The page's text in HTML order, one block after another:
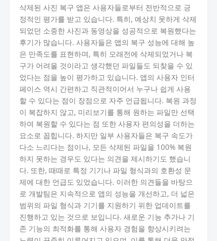
삭제된 사진 복구 앱은 사용자들로부터 전반적으로 긍
정적인 평가를 받고 있습니다. 특히, 예상치 못하게 삭제
되었던 소중한 사진과 동영상을 성공적으로 복원했다는
후기가 많습니다. 사용자들은 앱의 복구 성능에 대해 높
은 만족도를 표현하며, 특히 오래전에 삭제되었거나 복
구가 어려울 것이라고 생각했던 파일들도 되찾을 수 있
었다는 점을 높이 평가하고 있습니다. 앱의 사용자 인터
페이스 역시 간편하고 직관적이어서 누구나 쉽게 사용
할 수 있다는 점이 장점으로 자주 언급됩니다. 복원 과정
이 복잡하지 않고, 미리보기를 통해 원하는 파일만 선택
하여 복원할 수 있다는 점 또한 사용자 편의성을 더하는
요소로 꼽힙니다. 하지만 일부 사용자들은 복구 속도가
다소 느리다는 점이나, 모든 삭제된 파일을 100% 복원
하지 못하는 경우도 있다는 의견을 제시하기도 했습니
다. 또한, 때때로 특정 기기나 파일 형식과의 호환성 문
제에 대한 언급도 있었습니다. 이러한 의견들을 바탕으
로 개발팀은 지속적으로 앱의 성능을 개선하고, 더 넓은
범위의 파일 형식과 기기를 지원하기 위한 업데이트를
진행하고 있는 것으로 보입니다. 새로운 기능 추가나 기
존 기능의 최적화를 통해 사용자 경험을 향상시키려는